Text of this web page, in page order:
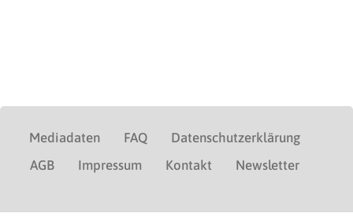
Mediadaten FAQ
Datenschutzerklärung
AGB
Impressum Kontakt Newsletter